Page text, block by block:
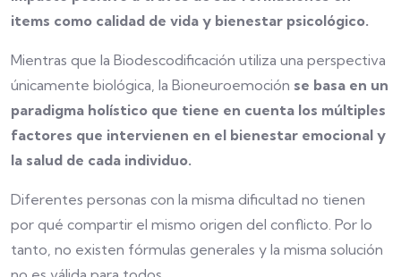
items como calidad de vida y bienestar psicológico.
Mientras que la Biodescodificación utiliza una perspectiva
únicamente biológica, la Bioneuroemoción se basa en un
paradigma holístico que tiene en cuenta los múltiples
factores que intervienen en el bienestar emocional y
la salud de cada individuo.
Diferentes personas con la misma dificultad no tienen
por qué compartir el mismo origen del conflicto. Por lo
tanto, no existen fórmulas generales y la misma solución